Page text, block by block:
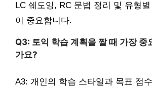
LC 쉐도잉, RC 문법 정리 및 유형
이 중요합니다.
Q3: 토익 학습 계획을 짤 때 가장 중
가요?
A3: 개인의 학습 스타일과 목표 점